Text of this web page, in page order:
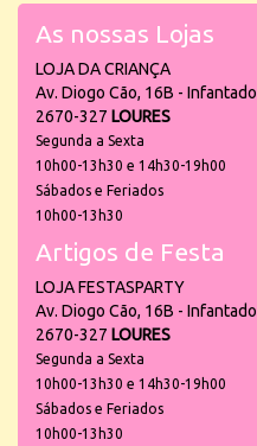
As nossas Lojas
LOJA DA CRIANÇA
Av. Diogo Cão, 16B - Infantado
2670-327 LOURES
Segunda a Sexta
10h00-13h30 e 14h30-19h00
Sábados e Feriados
10h00-13h30
Artigos de Festa
LOJA FESTASPARTY
Av. Diogo Cão, 16B - Infantado
2670-327 LOURES
Segunda a Sexta
10h00-13h30 e 14h30-19h00
Sábados e Feriados
10h00-13h30